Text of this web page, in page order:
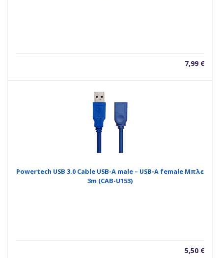
7,99 €
Powertech USB 3.0 Cable USB-A male – USB-A female Μπλε
3m (CAB-U153)
5,50 €